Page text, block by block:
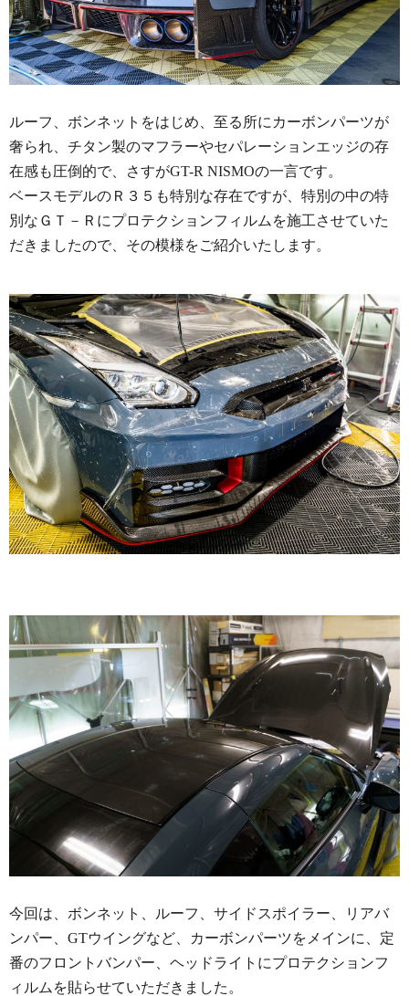
ルーフ、ボンネットをはじめ、至る所にカーボンパーツが
奢られ、チタン製のマフラーやセパレーションエッジの存
在感も圧倒的で、さすがGT-R NISMOの一言です。
ベースモデルのＲ３５も特別な存在ですが、特別の中の特
別なＧＴ－Ｒにプロテクションフィルムを施工させていた
だきましたので、その模様をご紹介いたします。
今回は、ボンネット、ルーフ、サイドスポイラー、リアバ
ンパー、GTウイングなど、カーボンパーツをメインに、定
番のフロントバンパー、ヘッドライトにプロテクションフ
ィルムを貼らせていただきました。